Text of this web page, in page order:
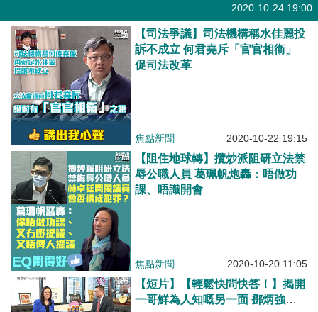
2020-10-24 19:00
【司法爭議】司法機構稱水佳麗投
訴不成立 何君堯斥「官官相衞」
促司法改革
焦點新聞 2020-10-22 19:15
【阻住地球轉】攬炒派阻研立法禁
辱公職人員 葛珮帆炮轟：唔做功
課、唔識開會
焦點新聞 2020-10-20 11:05
【短片】【輕鬆快問快答！】揭開
一哥鮮為人知嘅另一面 鄧炳強：